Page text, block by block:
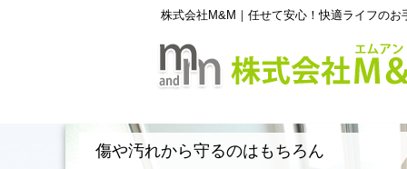
株式会社M&M｜任せて安心！快適ライフのお
傷や汚れから守るのはもちろん